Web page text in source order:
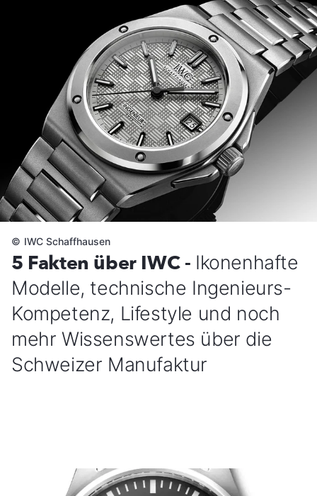
5 Fakten über IWC - Ikonenhafte
Modelle, technische Ingenieurs-
Kompetenz, Lifestyle und noch
mehr Wissenswertes über die
Schweizer Manufaktur
© IWC Schaffhausen